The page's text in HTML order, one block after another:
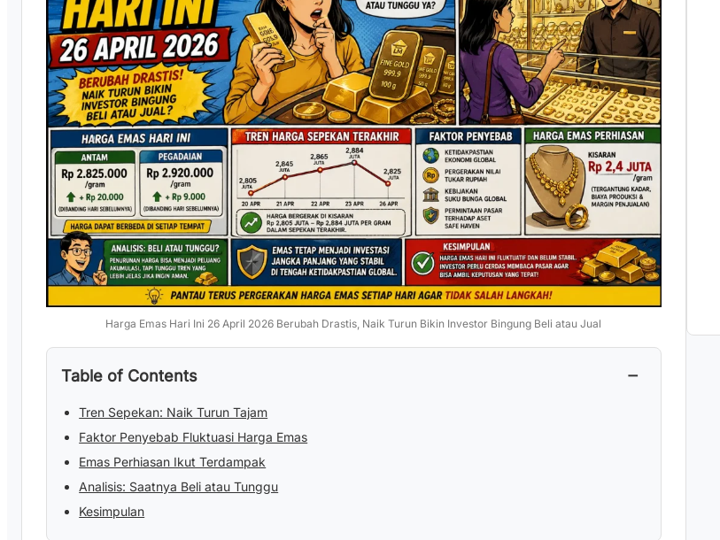
Harga Emas Hari Ini 26 April 2026 Berubah Drastis, Naik Turun Bikin Investor Bingung Beli atau Jual
Table of Contents −
Tren Sepekan: Naik Turun Tajam
Faktor Penyebab Fluktuasi Harga Emas
Emas Perhiasan Ikut Terdampak
Analisis: Saatnya Beli atau Tunggu
Kesimpulan